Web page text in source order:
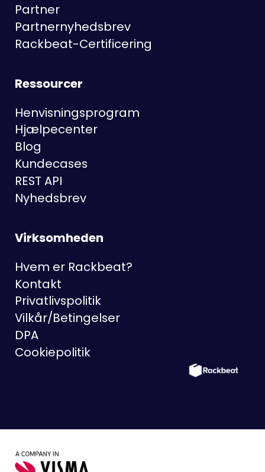
Partner
Partnernyhedsbrev
Rackbeat-Certificering
Ressourcer
Henvisningsprogram
Hjælpecenter
Blog
Kundecases
REST API
Nyhedsbrev
Virksomheden
Hvem er Rackbeat?
Kontakt
Privatlivspolitik
Vilkår/Betingelser
DPA
Cookiepolitik